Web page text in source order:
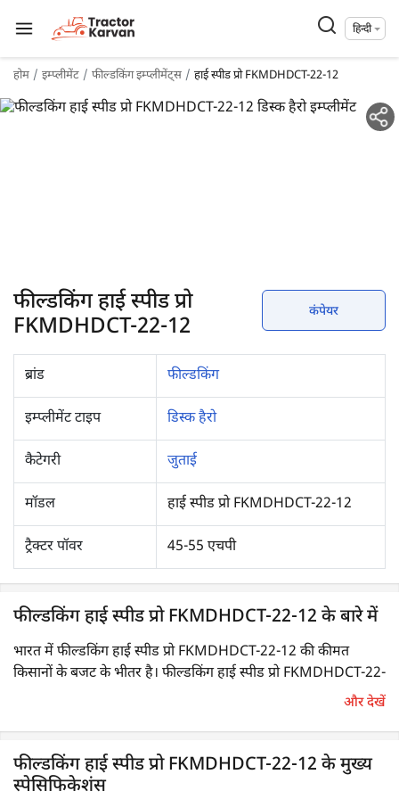
हिन्दी
होम इम्प्लीमेंट फील्डकिंग इम्प्लीमेंट्स हाई स्पीड प्रो FKMDHDCT-22-12
फील्डकिंग हाई स्पीड प्रो
FKMDHDCT-22-12
कंपेयर
ब्रांड फील्डकिंग
इम्प्लीमेंट टाइप डिस्क हैरो
कैटेगरी जुताई
मॉडल हाई स्पीड प्रो FKMDHDCT-22-12
ट्रैक्टर पॉवर 45-55 एचपी
फील्डकिंग हाई स्पीड प्रो FKMDHDCT-22-12 के बारे में
भारत में फील्डकिंग हाई स्पीड प्रो FKMDHDCT-22-12 की कीमत
किसानों के बजट के भीतर है। फील्डकिंग हाई स्पीड प्रो FKMDHDCT-22-
दौरान बने मिट्टी के ढेले को तोड़कर मिट्टी को महीन करने/पीसने के लिए
किया जाता है। यह खरपतवारों को भी उखाड़ता है एवं कार्बनिक पदार्थों को
और देखें
फील्डकिंग हाई स्पीड प्रो FKMDHDCT-22-12 के मुख्य
स्पेसिफिकेशंस